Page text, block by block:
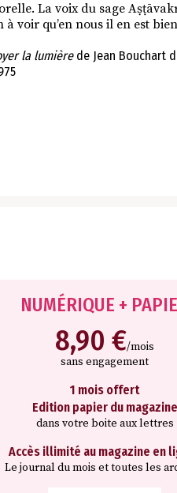
La voix du sage
voir qu’en nous il en est
la lumièrede Jean Bouchart
NUMÉRIQUE +
8,90 €/mois
sans engagement
1 mois offert
Edition papier du magazine
dans votre boite aux lettres
Accès illimité au magazine en
Le journal du mois et toutes les